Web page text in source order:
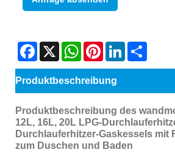
Facebook
X WhatsAppPinterestLinkedIn
Produktbeschreibung
Produktbeschreibung des
12L, 16L, 20L LPG-
Durchlauferhitzer-Gaskessels mit
zum Duschen und Baden